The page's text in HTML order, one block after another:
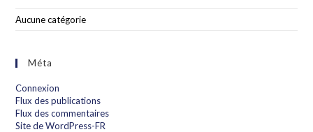
Aucune catégorie
Méta
Connexion
Flux des publications
Flux des commentaires
Site de WordPress-FR